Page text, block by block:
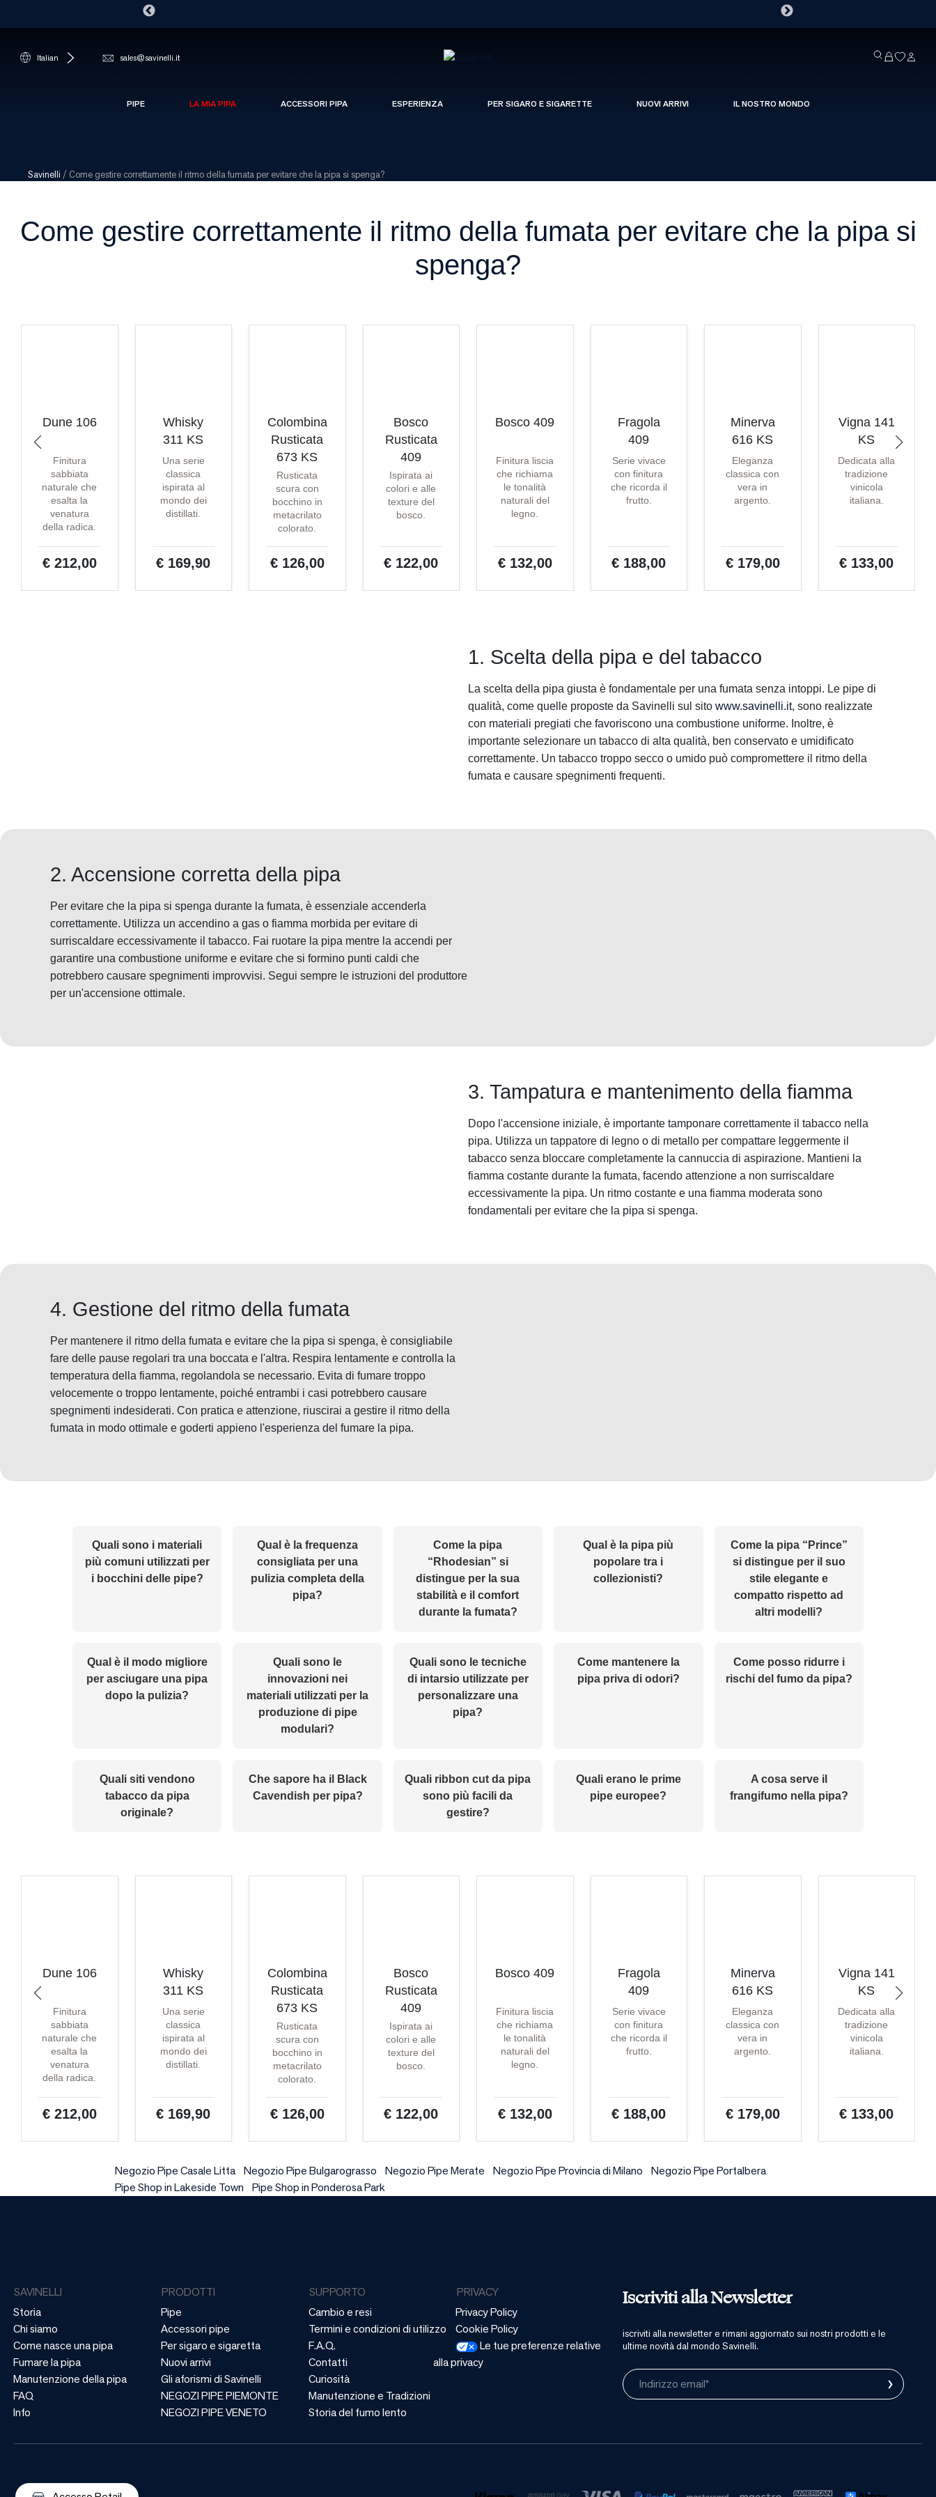
Italian sales@savinelli.it
PIPE LA MIA PIPA ACCESSORI PIPA ESPERIENZA PER SIGARO E SIGARETTE NUOVI ARRIVI IL NOSTRO MONDO
Savinelli / Come gestire correttamente il ritmo della fumata per evitare che la pipa si spenga?
Come gestire correttamente il ritmo della fumata per evitare che la pipa si
spenga?
Dune 106
Finitura
sabbiata
naturale che
esalta la
venatura
della radica.
€ 212,00
Whisky
311 KS
Una serie
classica
ispirata al
mondo dei
distillati.
€ 169,90
Colombina
Rusticata
673 KS
Rusticata
scura con
bocchino in
metacrilato
colorato.
€ 126,00
Bosco
Rusticata
409
Ispirata ai
colori e alle
texture del
bosco.
€ 122,00
Bosco 409
Finitura liscia
che richiama
le tonalità
naturali del
legno.
€ 132,00
Fragola
409
Serie vivace
con finitura
che ricorda il
frutto.
€ 188,00
Minerva
616 KS
Eleganza
classica con
vera in
argento.
€ 179,00
Vigna 141
KS
Dedicata alla
tradizione
vinicola
italiana.
€ 133,00
1. Scelta della pipa e del tabacco
La scelta della pipa giusta è fondamentale per una fumata senza intoppi. Le pipe di
qualità, come quelle proposte da Savinelli sul sito www.savinelli.it, sono realizzate
con materiali pregiati che favoriscono una combustione uniforme. Inoltre, è
importante selezionare un tabacco di alta qualità, ben conservato e umidificato
correttamente. Un tabacco troppo secco o umido può compromettere il ritmo della
fumata e causare spegnimenti frequenti.
2. Accensione corretta della pipa
Per evitare che la pipa si spenga durante la fumata, è essenziale accenderla
correttamente. Utilizza un accendino a gas o fiamma morbida per evitare di
surriscaldare eccessivamente il tabacco. Fai ruotare la pipa mentre la accendi per
garantire una combustione uniforme e evitare che si formino punti caldi che
potrebbero causare spegnimenti improvvisi. Segui sempre le istruzioni del produttore
per un'accensione ottimale.
3. Tampatura e mantenimento della fiamma
Dopo l'accensione iniziale, è importante tamponare correttamente il tabacco nella
pipa. Utilizza un tappatore di legno o di metallo per compattare leggermente il
tabacco senza bloccare completamente la cannuccia di aspirazione. Mantieni la
fiamma costante durante la fumata, facendo attenzione a non surriscaldare
eccessivamente la pipa. Un ritmo costante e una fiamma moderata sono
fondamentali per evitare che la pipa si spenga.
4. Gestione del ritmo della fumata
Per mantenere il ritmo della fumata e evitare che la pipa si spenga, è consigliabile
fare delle pause regolari tra una boccata e l'altra. Respira lentamente e controlla la
temperatura della fiamma, regolandola se necessario. Evita di fumare troppo
velocemente o troppo lentamente, poiché entrambi i casi potrebbero causare
spegnimenti indesiderati. Con pratica e attenzione, riuscirai a gestire il ritmo della
fumata in modo ottimale e goderti appieno l'esperienza del fumare la pipa.
Quali sono i materiali
più comuni utilizzati per
i bocchini delle pipe?
Qual è la frequenza
consigliata per una
pulizia completa della
pipa?
Come la pipa
“Rhodesian” si
distingue per la sua
stabilità e il comfort
durante la fumata?
Qual è la pipa più
popolare tra i
collezionisti?
Come la pipa “Prince”
si distingue per il suo
stile elegante e
compatto rispetto ad
altri modelli?
Qual è il modo migliore
per asciugare una pipa
dopo la pulizia?
Quali sono le
innovazioni nei
materiali utilizzati per la
produzione di pipe
modulari?
Quali sono le tecniche
di intarsio utilizzate per
personalizzare una
pipa?
Come mantenere la
pipa priva di odori?
Come posso ridurre i
rischi del fumo da pipa?
Quali siti vendono
tabacco da pipa
originale?
Che sapore ha il Black
Cavendish per pipa?
Quali ribbon cut da pipa
sono più facili da
gestire?
Quali erano le prime
pipe europee?
A cosa serve il
frangifumo nella pipa?
Dune 106
Finitura
sabbiata
naturale che
esalta la
venatura
della radica.
€ 212,00
Whisky
311 KS
Una serie
classica
ispirata al
mondo dei
distillati.
€ 169,90
Colombina
Rusticata
673 KS
Rusticata
scura con
bocchino in
metacrilato
colorato.
€ 126,00
Bosco
Rusticata
409
Ispirata ai
colori e alle
texture del
bosco.
€ 122,00
Bosco 409
Finitura liscia
che richiama
le tonalità
naturali del
legno.
€ 132,00
Fragola
409
Serie vivace
con finitura
che ricorda il
frutto.
€ 188,00
Minerva
616 KS
Eleganza
classica con
vera in
argento.
€ 179,00
Vigna 141
KS
Dedicata alla
tradizione
vinicola
italiana.
€ 133,00
Negozio Pipe Casale Litta Negozio Pipe Bulgarograsso Negozio Pipe Merate Negozio Pipe Provincia di Milano
Negozio Pipe Portalbera
Pipe Shop in Lakeside Town
Pipe Shop in Ponderosa Park
Iscriviti alla Newsletter
iscriviti alla newsletter e rimani aggiornato sui nostri prodotti e le
ultime novità dal mondo Savinelli.
Indirizzo email* ›
SAVINELLI
Storia
Chi siamo
Come nasce una pipa
Fumare la pipa
Manutenzione della pipa
FAQ
Info
PRODOTTI
Pipe
Accessori pipe
Per sigaro e sigaretta
Nuovi arrivi
Gli aforismi di Savinelli
NEGOZI PIPE PIEMONTE
NEGOZI PIPE VENETO
SUPPORTO
Cambio e resi
Termini e condizioni di utilizzo
F.A.Q.
Contatti
Curiosità
Manutenzione e Tradizioni
Storia del fumo lento
PRIVACY
Privacy Policy
Cookie Policy
Le tue preferenze relative
alla privacy